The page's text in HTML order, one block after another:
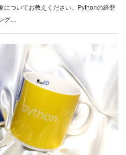
についてお教えください。Pythonの経歴
グ…